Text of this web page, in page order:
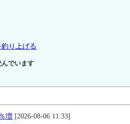
り上げる
でいます
増 [2026-08-06 11:33]